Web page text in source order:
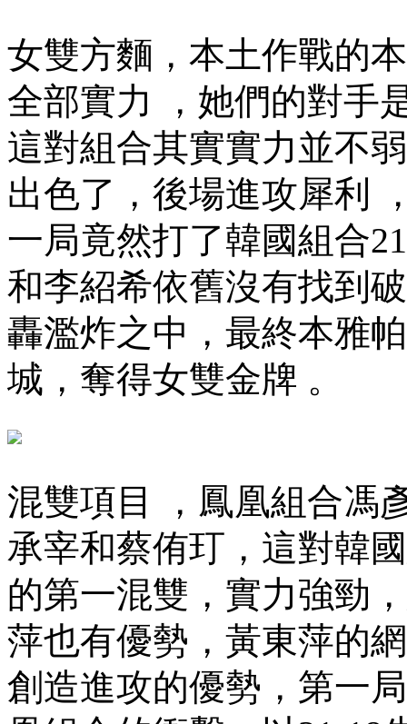
女雙方麵 ，本土作戰
全部實力 ，她們的對手
這對組合其實實力並不弱
出色了，後場進攻犀利
一局竟然打了韓國組合
和李紹希依舊沒有找到破
轟濫炸之中 ，最終本
城，奪得女雙金牌 。
混雙項目 ，鳳凰組合
承宰和蔡侑玎 ，這對
的第一混雙，實力強勁
萍也有優勢，黃東萍
創造進攻的優勢 ，第一